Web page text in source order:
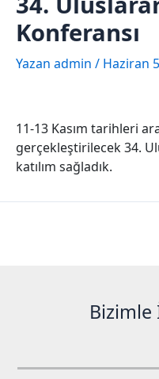
Konferansı
Yazan admin / Haziran
11-13 Kasım tarihleri
gerçekleştirilecek 34.
katılım sağladık.
Bizimle